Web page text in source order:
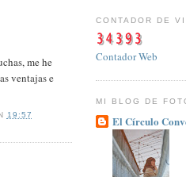
me he
ventajas e
19:57
CONTADOR DE
Contador Web
MI BLOG DE
El Círculo